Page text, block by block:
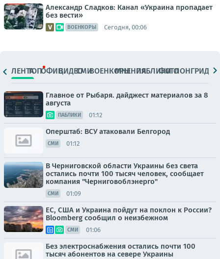
Александр Сладков: Канал «Украина пропадает
без вести»
ВОЕНКОРЫ Сегодня, 00:06
ЛЕНТАТОПОФИЦ.ВИДЕОСМИВОЕНКОРЫМНЕНИЯПАБЛИКИ
ФОТОЛОНГРИДЫ
Главное от Рыбаря. дайджест материалов за 8
августа
ПАБЛИКИ 01:12
Оперштаб: ВСУ атаковали Белгород
СМИ 01:12
В Черниговской области Украины без света
остались почти 100 тысяч человек, сообщает
компания "Черниговоблэнерго"
СМИ 01:09
ЕС, США и Украина пойдут на поклон к России?
Bloomberg сообщил о неизбежном
СМИ 01:06
Без электроснабжения остались почти 100
тысяч абонентов на севере Украины